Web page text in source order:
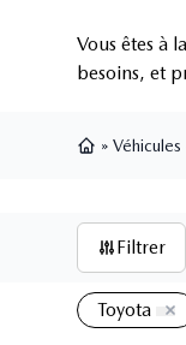
Vous êtes à
besoins, et
»
Filtrer
Toyota